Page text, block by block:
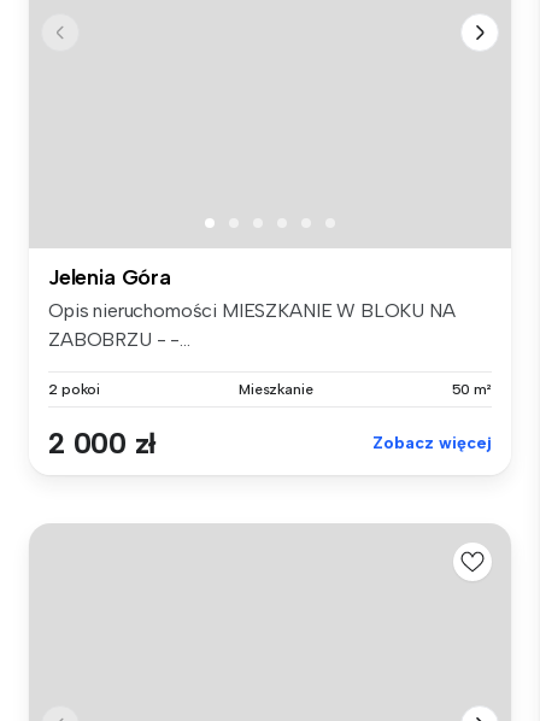
Jelenia Góra
Opis nieruchomości MIESZKANIE W BLOKU NA
ZABOBRZU - -...
2 pokoi Mieszkanie 50 m²
2 000 zł Zobacz więcej